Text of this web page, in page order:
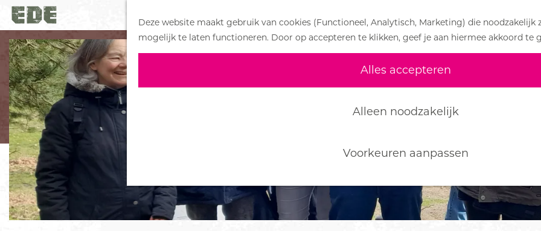
Deze website maakt gebruik van cookies (Functioneel, Analytisch, Marketing) die noodzakelijk
mogelijk te laten functioneren. Door op accepteren te klikken, geef je aan hiermee akkoord te
Alles accepteren
Alleen noodzakelijk
Voorkeuren aanpassen
G
a
n
a
a
r
d
e
h
o
m
e
p